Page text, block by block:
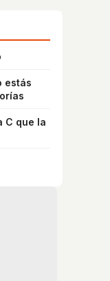
estás
C que la